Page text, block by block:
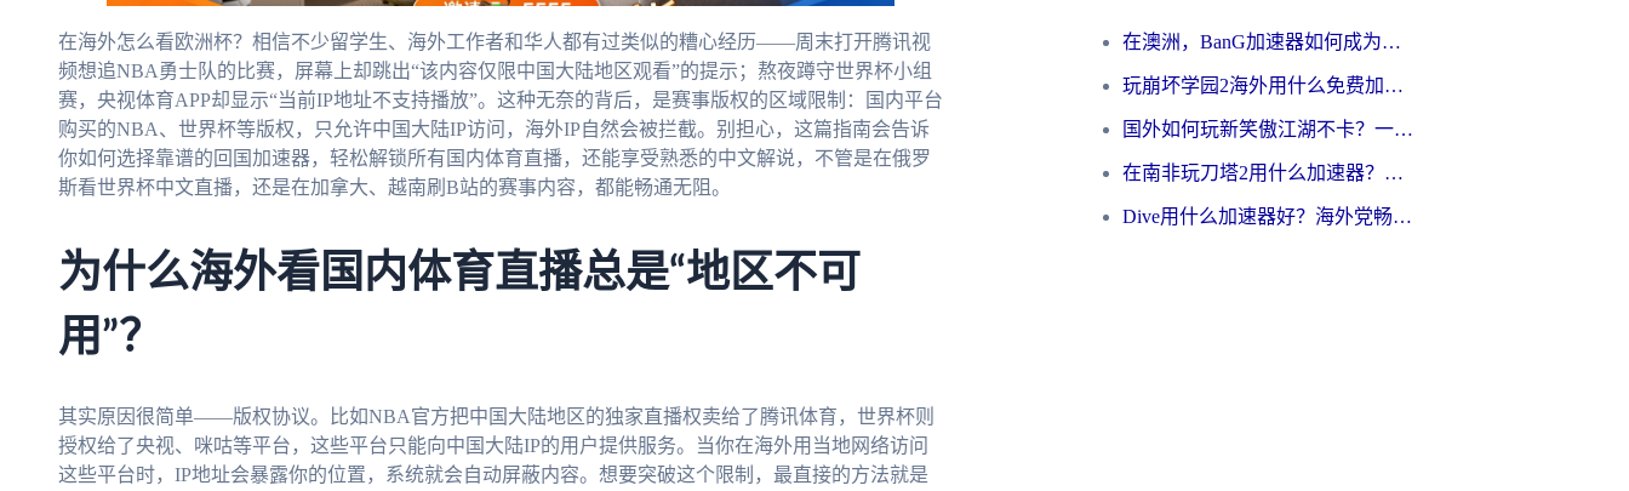
在海外怎么看欧洲杯？相信不少留学生、海外工作者和华人都有过类似的糟心经历——周末打开腾讯视
频想追NBA勇士队的比赛，屏幕上却跳出“该内容仅限中国大陆地区观看”的提示；熬夜蹲守世界杯小组
赛，央视体育APP却显示“当前IP地址不支持播放”。这种无奈的背后，是赛事版权的区域限制：国内平台
购买的NBA、世界杯等版权，只允许中国大陆IP访问，海外IP自然会被拦截。别担心，这篇指南会告诉
你如何选择靠谱的回国加速器，轻松解锁所有国内体育直播，还能享受熟悉的中文解说，不管是在俄罗
斯看世界杯中文直播，还是在加拿大、越南刷B站的赛事内容，都能畅通无阻。
为什么海外看国内体育直播总是“地区不可
用”？
其实原因很简单——版权协议。比如NBA官方把中国大陆地区的独家直播权卖给了腾讯体育，世界杯则
授权给了央视、咪咕等平台，这些平台只能向中国大陆IP的用户提供服务。当你在海外用当地网络访问
这些平台时，IP地址会暴露你的位置，系统就会自动屏蔽内容。想要突破这个限制，最直接的方法就是
在澳洲，BanG加速器如何成为你国服游戏的“时光机”？
玩崩坏学园2海外用什么免费加速器好？2026海外党亲测国服游戏加速指南
国外如何玩新笑傲江湖不卡？一份给海外游子的终极网络指南
在南非玩刀塔2用什么加速器？一份给海外游子的终极生存指南
Dive用什么加速器好？海外党畅玩国服游戏的终极避坑指南